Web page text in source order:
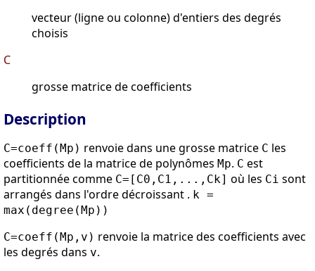
vecteur (ligne ou colonne) d'entiers des degrés
choisis
C
grosse matrice de coefficients
Description
C=coeff(Mp) renvoie dans une grosse matrice C les
coefficients de la matrice de polynômes Mp. C est
partitionnée comme C=[C0,C1,...,Ck] où les Ci sont
arrangés dans l'ordre décroissant . k =
max(degree(Mp))
C=coeff(Mp,v) renvoie la matrice des coefficients avec
les degrés dans v.